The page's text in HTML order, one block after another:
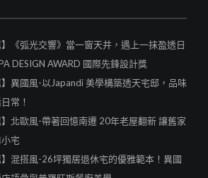
】《弧光交響》當一窗天井，遇上一抹盈透日
DESIGN AWARD 國際先鋒設計獎
】異國風-以Japandi 美學構築透天宅邸，品味
常！
】北歐風-帶著回憶南遷 20年老屋翻新 讓舊家
宅
】混搭風-26坪獨居退休宅的優雅範本！異國